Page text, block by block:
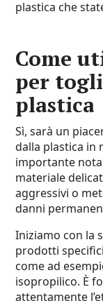
plastica che
Come
per
plastica
Sì, sarà un
dalla plastica in
importante
materiale
aggressivi o
danni
Iniziamo con la
prodotti
come ad
isopropilico. È
attentamente